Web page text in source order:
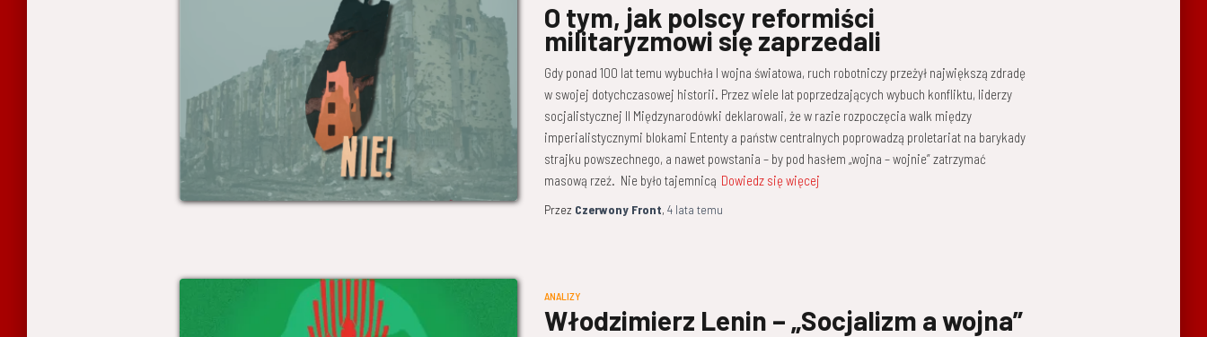
O tym, jak polscy reformiści
militaryzmowi się zaprzedali
Gdy ponad 100 lat temu wybuchła I wojna światowa, ruch robotniczy przeżył największą zdradę
w swojej dotychczasowej historii. Przez wiele lat poprzedzających wybuch konfliktu, liderzy
socjalistycznej II Międzynarodówki deklarowali, że w razie rozpoczęcia walk między
imperialistycznymi blokami Ententy a państw centralnych poprowadzą proletariat na barykady
strajku powszechnego, a nawet powstania – by pod hasłem „wojna – wojnie” zatrzymać
masową rzeź. Nie było tajemnicą Dowiedz się więcej
Przez Czerwony Front, 4 lata temu
ANALIZY
Włodzimierz Lenin – „Socjalizm a wojna”